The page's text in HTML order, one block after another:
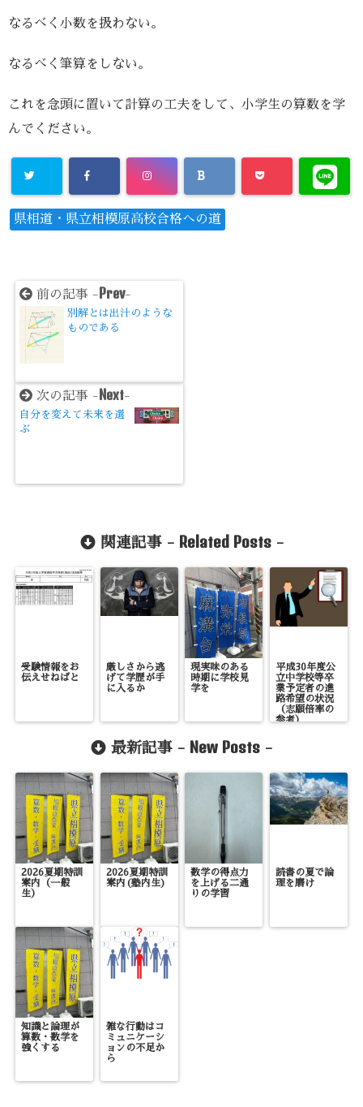
なるべく小数を扱わない。
なるべく筆算をしない。
これを念頭に置いて計算の工夫をして、小学生の算数を学
んでください。
県相道・県立相模原高校合格への道
前の記事 -Prev-
別解とは出汁のような
ものである
次の記事 -Next-
自分を変えて未来を選
ぶ
関連記事 - Related Posts-
受験情報をお
伝えせねばと
厳しさから逃
げて学歴が手
に入るか
現実味のある
時期に学校見
学を
平成30年度公
立中学校等卒
業予定者の進
路希望の状況
（志願倍率の
参考）
最新記事 - New Posts -
2026夏期特訓
案内（一般
生）
2026夏期特訓
案内(塾内生)
数学の得点力
を上げる二通
りの学習
読書の夏で論
理を磨け
知識と論理が
算数・数学を
強くする
雑な行動はコ
ミュニケーシ
ョンの不足か
ら